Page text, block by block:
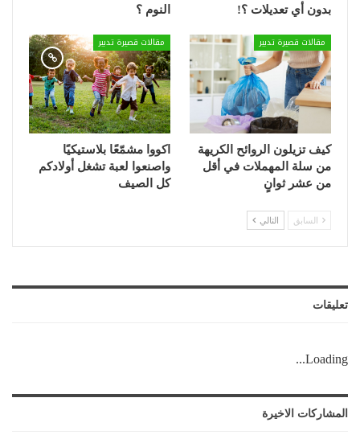
بدون أي تعديلات ؟!
النوم ؟
مقالات قصيرة تدبير
كيف تزيلون الروائح الكريهة
من سلة المهملات في أقل
من عشر ثوانٍ
مقالات قصيرة تدبير
اكووا مشمّعًا بلاستيكيًا
واصنعوا لعبة تشغل أولادكم
كل الصيف
السابق التالي
تعليقات
Loading...
المشاركات الاخيرة